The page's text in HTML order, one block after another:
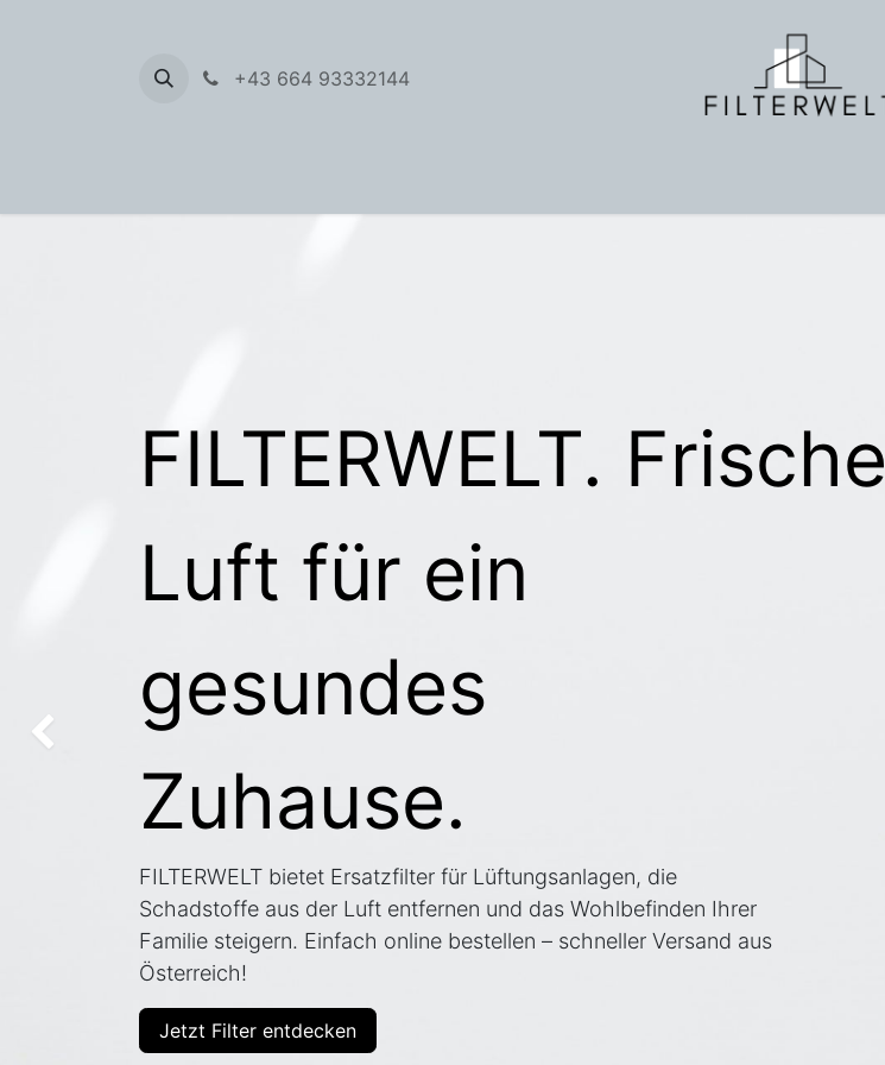
+43 664 93332144
FILTERWELT. Frische
Luft für ein
gesundes
Zuhause.
FILTERWELT bietet Ersatzfilter für Lüftungsanlagen, die
Schadstoffe aus der Luft entfernen und das Wohlbefinden Ihrer
Familie steigern. Einfach online bestellen – schneller Versand aus
Österreich!
Jetzt Filter entdecken
Zurück